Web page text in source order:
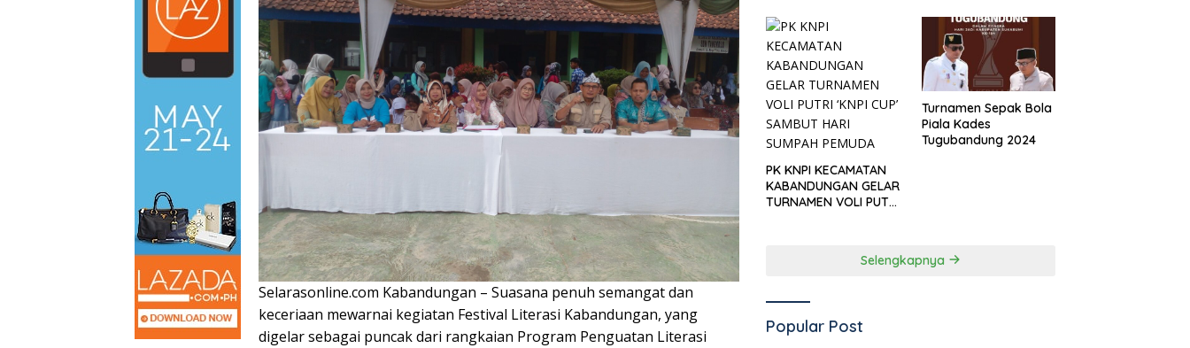
Selarasonline.com Kabandungan – Suasana penuh semangat dan
keceriaan mewarnai kegiatan Festival Literasi Kabandungan, yang
digelar sebagai puncak dari rangkaian Program Penguatan Literasi
PK KNPI KECAMATAN
KABANDUNGAN GELAR
TURNAMEN VOLI PUTRI
Turnamen Sepak Bola
Piala Kades
Tugubandung 2024
Selengkapnya
Popular Post